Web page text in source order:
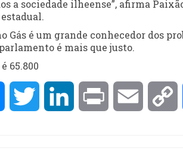
a sociedade ilheense”, afirma
Gás é um grande conhecedor dos
é mais que justo.
65.800
MessengerTwitter LinkedInPrint Email